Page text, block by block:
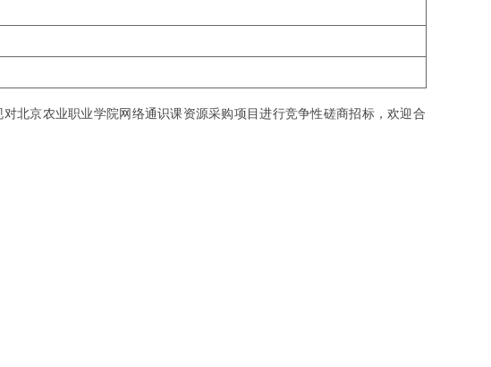
京农业职业学院网络通识课资源采购项目进行竞争性磋商招标，欢迎合